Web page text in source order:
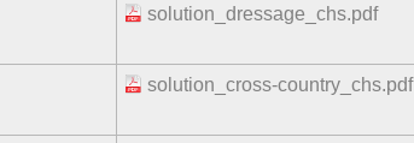
solution_dressage_chs.pdf
solution_cross-country_chs.pdf